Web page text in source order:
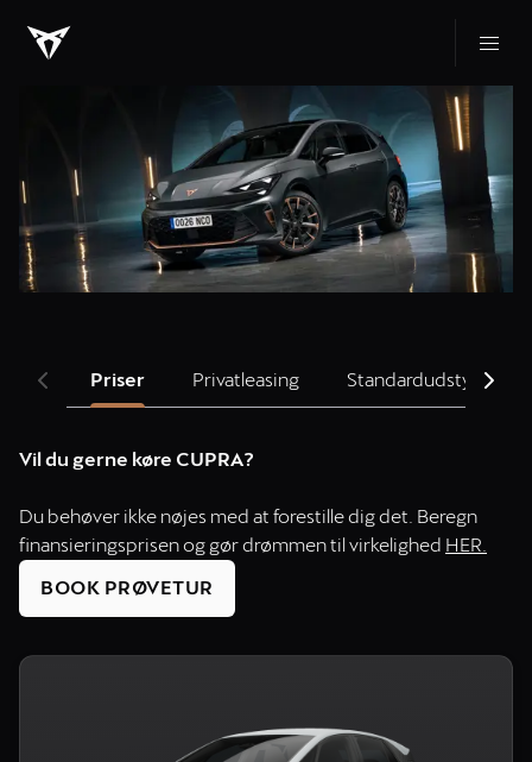
Priser Privatleasing Standardudstyr
Vil du gerne køre CUPRA?
Du behøver ikke nøjes med at forestille dig det. Beregn
finansieringsprisen og gør drømmen til virkelighed HER.
BOOK PRØVETUR